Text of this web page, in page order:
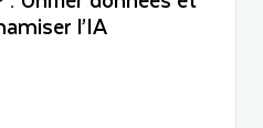
l’IA